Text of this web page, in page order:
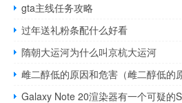
gta主线任务攻略
过年送礼粉条配什么好看
隋朝大运河为什么叫京杭大运河
雌二醇低的原因和危害（雌二醇低的
Galaxy Note 20渲染器有一个可疑的